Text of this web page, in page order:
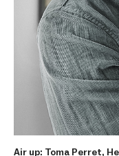
Air up: Toma Perret,